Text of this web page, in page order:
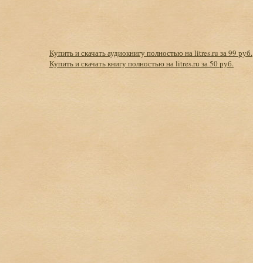
Купить и скачать аудиокнигу полностью на litres.ru за 99 руб.
Купить и скачать книгу полностью на litres.ru за 50 руб.